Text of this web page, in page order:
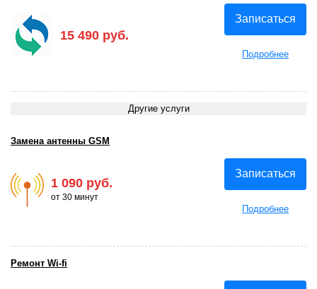
15 490 руб.
Записаться
Подробнее
Другие услуги
1 090 руб.
от 30 минут
Записаться
Подробнее
Замена антенны GSM
Ремонт Wi-fi